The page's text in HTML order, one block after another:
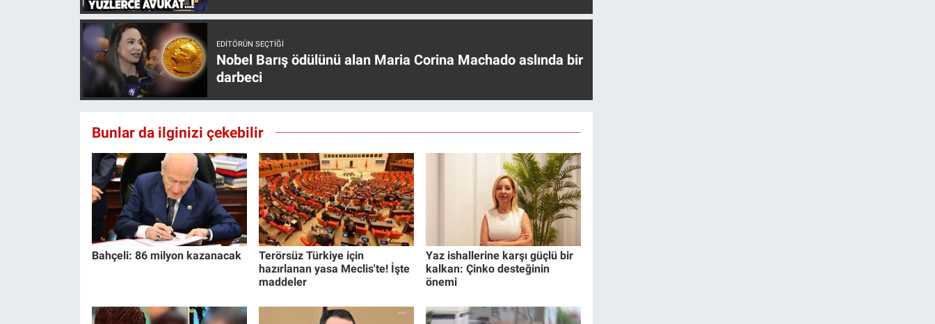
EDITÖRÜN SEÇTIĞI
Nobel Barış ödülünü alan Maria Corina Machado aslında bir
darbeci
Bunlar da ilginizi çekebilir
Bahçeli: 86 milyon kazanacak
Terörsüz Türkiye için
hazırlanan yasa Meclis'te! İşte
maddeler
Yaz ishallerine karşı güçlü bir
kalkan: Çinko desteğinin
önemi
Yerel Yaşam
Canlı Yayın